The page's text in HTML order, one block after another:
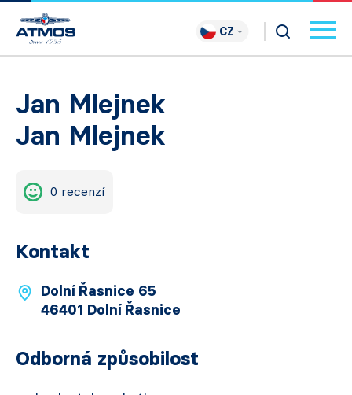
CZ
Jan Mlejnek
Jan Mlejnek
0 recenzí
Kontakt
Dolní Řasnice 65
46401 Dolní Řasnice
Odborná způsobilost